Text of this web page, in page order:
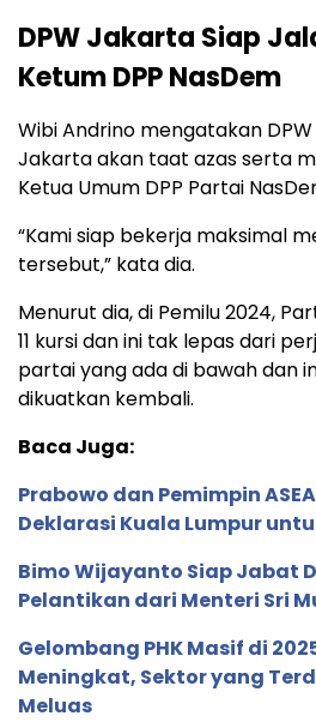
DPW Jakarta Siap
Ketum DPP NasDem
Wibi Andrino mengatakan
Jakarta akan taat azas serta
Ketua Umum DPP Partai
“Kami siap bekerja maksimal
tersebut,” kata dia.
Menurut dia, di Pemilu 2024,
11 kursi dan ini tak lepas dari
partai yang ada di bawah dan
dikuatkan kembali.
Baca Juga:
Prabowo dan Pemimpin
Deklarasi Kuala Lumpur
Bimo Wijayanto Siap Jabat
Pelantikan dari Menteri Sri
Gelombang PHK Masif di
Meningkat, Sektor yang
Meluas